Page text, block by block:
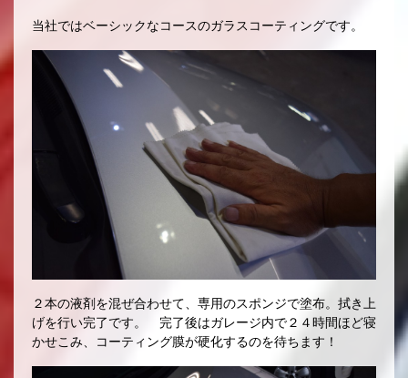
当社ではベーシックなコースのガラスコーティングです。
２本の液剤を混ぜ合わせて、専用のスポンジで塗布。拭き上
げを行い完了です。 完了後はガレージ内で２４時間ほど寝
かせこみ、コーティング膜が硬化するのを待ちます！